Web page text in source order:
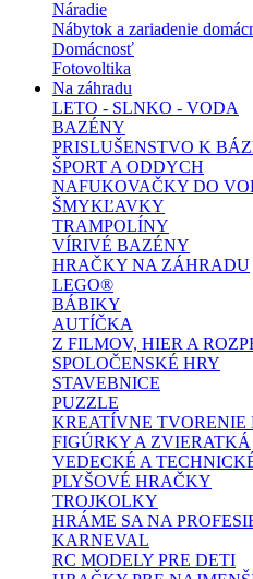
Náradie
Nábytok a zariadenie
Domácnosť
Fotovoltika
Na záhradu
LETO - SLNKO - VODA
BAZÉNY
PRISLUŠENSTVO K
ŠPORT A ODDYCH
NAFUKOVAČKY DO
ŠMYKĽAVKY
TRAMPOLÍNY
VÍRIVÉ BAZÉNY
HRAČKY NA ZÁHRADU
LEGO®
BÁBIKY
AUTÍČKA
Z FILMOV, HIER A
SPOLOČENSKÉ HRY
STAVEBNICE
PUZZLE
KREATÍVNE TVORENIE
FIGÚRKY A ZVIERATKÁ
VEDECKÉ A
PLYŠOVÉ HRAČKY
TROJKOLKY
HRÁME SA NA
KARNEVAL
RC MODELY PRE DETI